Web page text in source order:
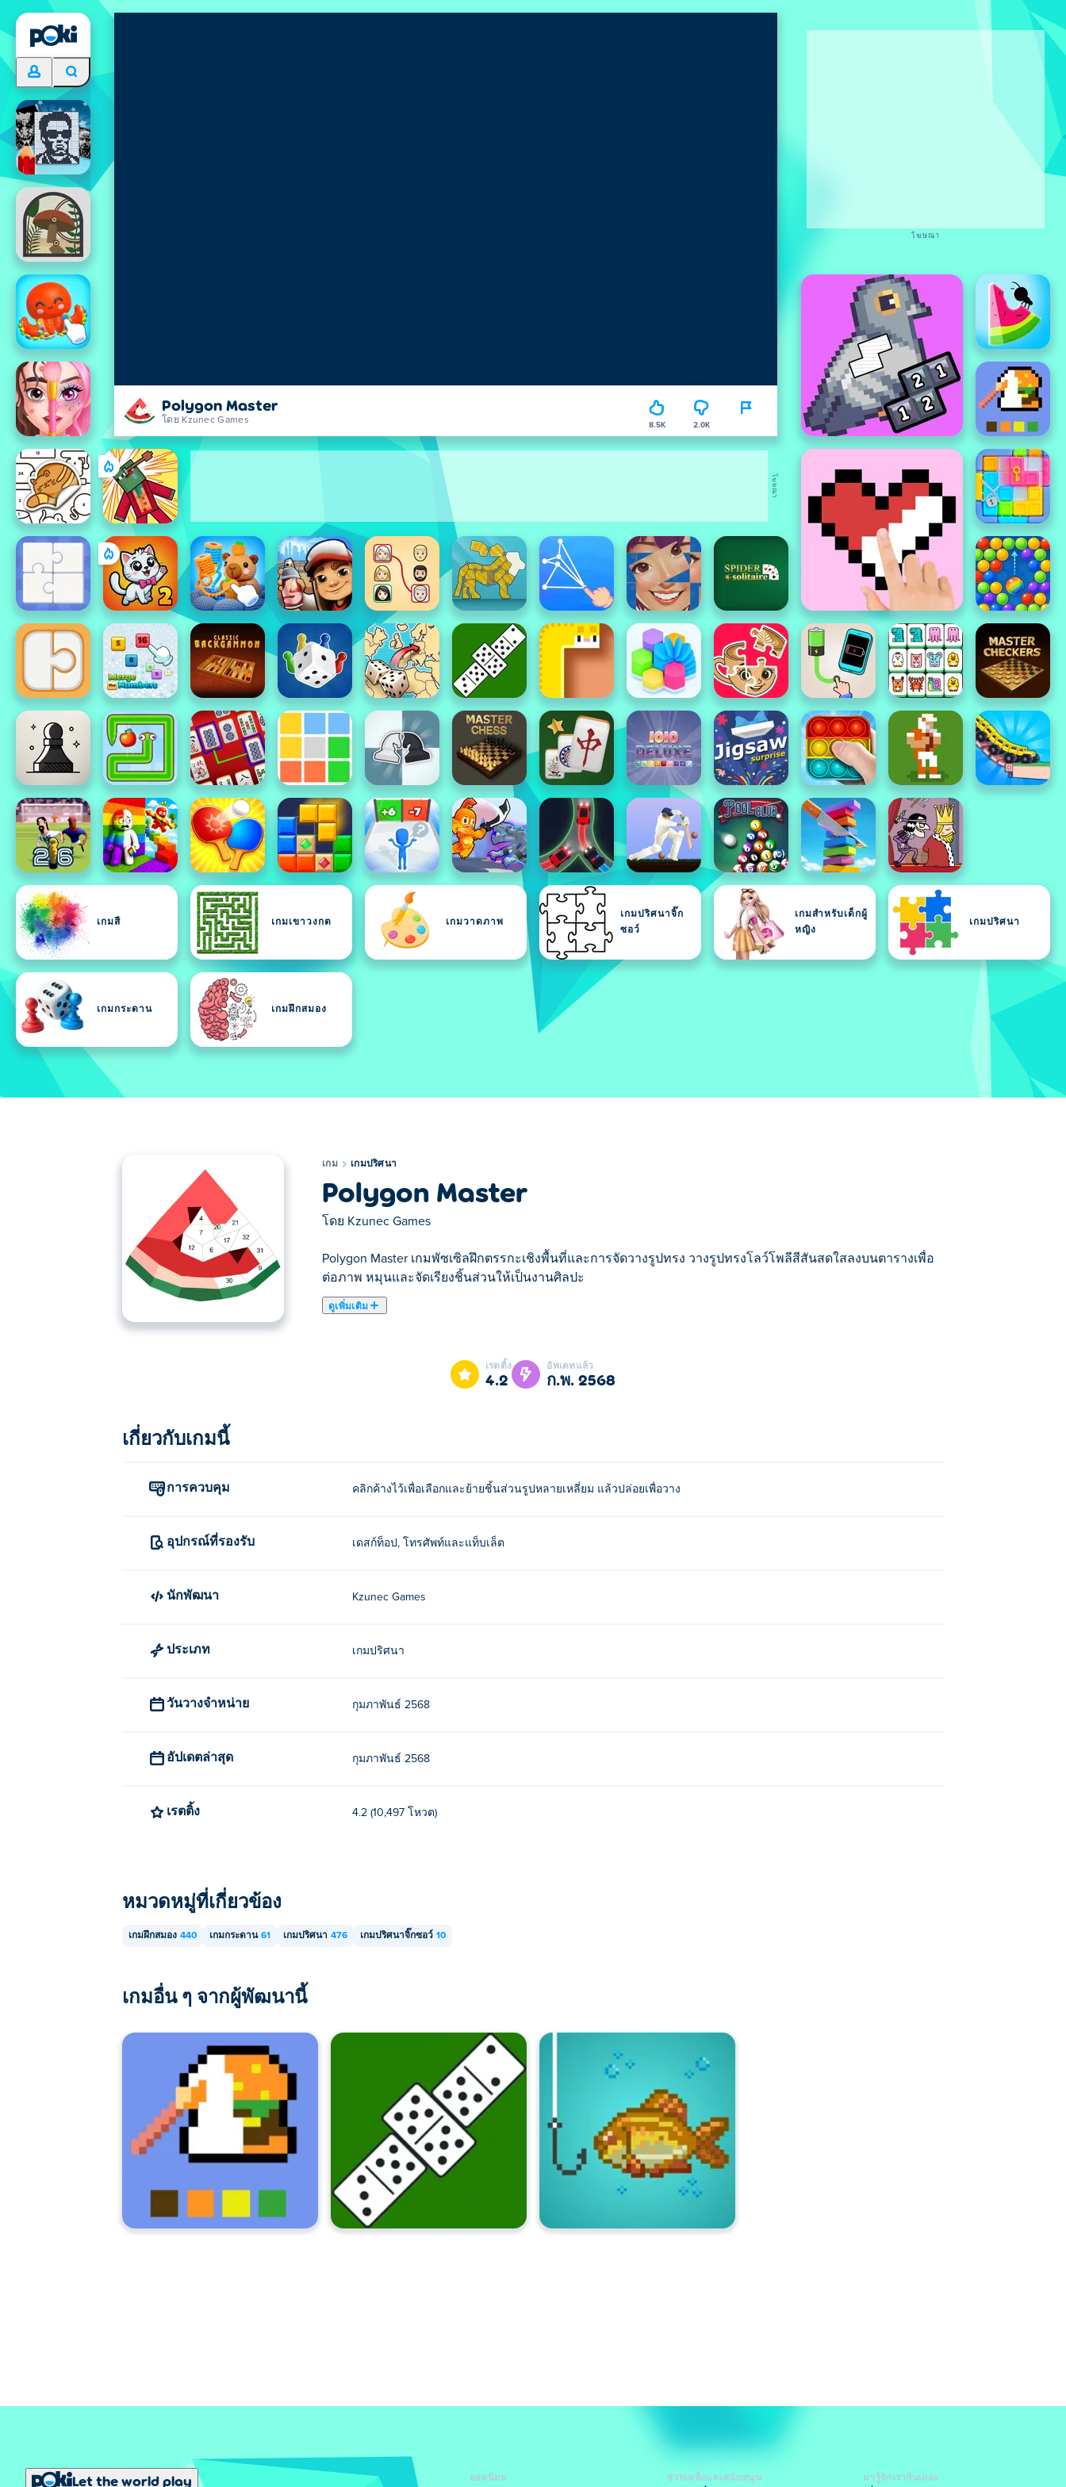
Polygon Master
โดย Kzunec Games 8.5K 2.0K
เกมสี เกมเขาวงกต เกมวาดภาพ
เกมปริศนาจิ๊ก
ซอว์
เกมสำหรับเด็กผู้
หญิง
เกมปริศนา
เกมกระดาน เกมฝึกสมอง
โฆษณา
โฆษณา
เกม เกมปริศนา
Polygon Master
โดย Kzunec Games
Polygon Master เกมพัซเซิลฝึกตรรกะเชิงพื้นที่และการจัดวางรูปทรง วางรูปทรงโลว์โพลีสีสันสดใสลงบนตารางเพื่อ
ต่อภาพ หมุนและจัดเรียงชิ้นส่วนให้เป็นงานศิลปะ
ดูเพิ่มเติม
Polygon Master เป็นเกมไขปริศนาที่ให้คุณสร้างภาพที่สวยงามโดยใช้รูปหลายเหลี่ยมหลากสีสัน ลากและวางรูปหลายเหลี่ยมแต่ละชิ้นในตำแหน่งที่ถูกต้อง
อื่นๆ ผ่อนคลาย สนุกสนาน และท้าทายทักษะของคุณเมื่อปริศนาซับซ้อนมากขึ้น คุณพร้อมที่จะพิสูจน์ว่าคุณคือ Polygon Master ตัวจริงหรือยัง
คลิกค้างไว้เพื่อเลือกและย้ายชิ้นส่วนรูปหลายเหลี่ยม จากนั้นปล่อยเพื่อวาง
ฉันสามารถเล่น Polygon Master ได้ฟรีอย่างไร?
ฉันสามารถเล่น Polygon Master บนอุปกรณ์พกพาและเดสก์ท็อปได้หรือไม่?
สามารถเล่น Polygon Master บนคอมพิวเตอร์และอุปกรณ์พกพา เช่น โทรศัพท์และแท็บเล็ตได้
เรตติ้ง
4.2
อัพเดทแล้ว
ก.พ. 2568
เกี่ยวกับเกมนี้
การควบคุม คลิกค้างไว้เพื่อเลือกและย้ายชิ้นส่วนรูปหลายเหลี่ยม แล้วปล่อยเพื่อวาง
อุปกรณ์ที่รองรับ เดสก์ท็อป, โทรศัพท์และแท็บเล็ต
นักพัฒนา Kzunec Games
ประเภท เกมปริศนา
วันวางจำหน่าย กุมภาพันธ์ 2568
อัปเดตล่าสุด กุมภาพันธ์ 2568
เรตติ้ง 4.2 (10,497 โหวต)
หมวดหมู่ที่เกี่ยวข้อง
เกมฝึกสมอง 440 เกมกระดาน 61 เกมปริศนา 476 เกมปริศนาจิ๊กซอว์ 10
เกมอื่น ๆ จากผู้พัฒนานี้
Let the world play ยอดนิยม ช่วยเหลือและสนับสนุน มารู้จักเรากันเถอะ